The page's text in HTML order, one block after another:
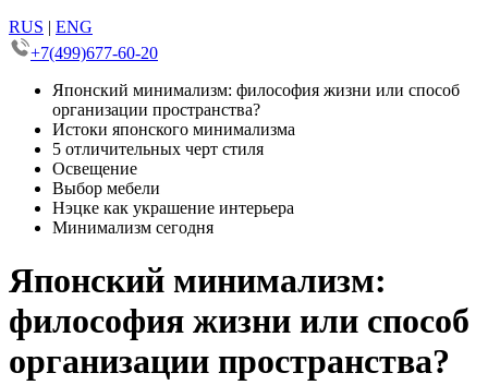
RUS | ENG
+7(499)677-60-20
Японский минимализм: философия жизни или способ
организации пространства?
Истоки японского минимализма
5 отличительных черт стиля
Освещение
Выбор мебели
Нэцке как украшение интерьера
Минимализм сегодня
Японский минимализм:
философия жизни или способ
организации пространства?